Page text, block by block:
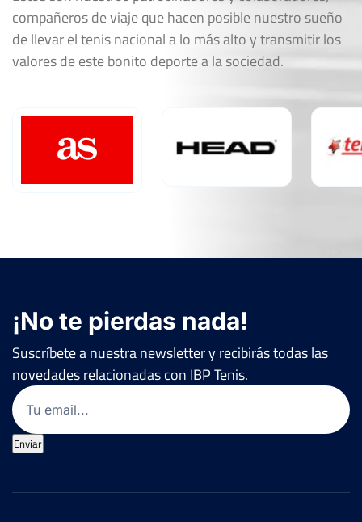
compañeros de viaje que hacen posible nuestro sueño
de llevar el tenis nacional a lo más alto y transmitir los
valores de este bonito deporte a la sociedad.
¡No te pierdas nada!
Suscríbete a nuestra newsletter y recibirás todas las
novedades relacionadas con IBP Tenis.
Email
Enviar